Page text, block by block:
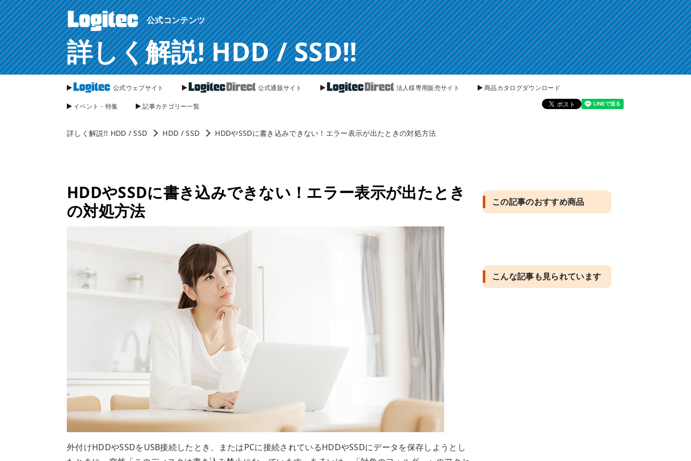
公式コンテンツ
詳しく解説! HDD / SSD!!
公式ウェブサイト 公式通販サイト 法人様専用販売サイト 商品カタログダウンロード
イベント・特集 記事カテゴリー一覧
詳しく解説!! HDD / SSD HDD / SSD HDDやSSDに書き込みできない！エラー表示が出たときの対処方法
HDDやSSDに書き込みできない！エラー表示が出たとき
の対処方法
外付けHDDやSSDをUSB接続したとき、またはPCに接続されているHDDやSSDにデータを保存しようとし
この記事のおすすめ商品
こんな記事も見られています